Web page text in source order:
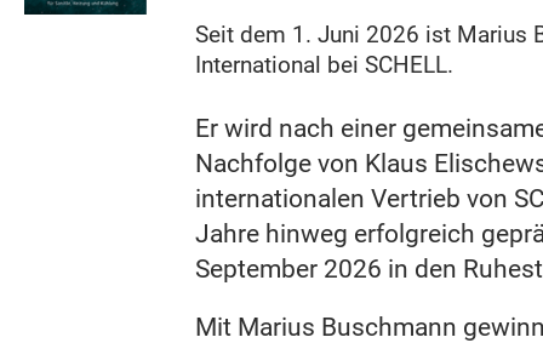
Seit dem 1. Juni 2026 ist Marius
International bei SCHELL.
Er wird nach einer
Nachfolge von Klaus
internationalen Vertrieb von
Jahre hinweg erfolgreich
September 2026 in den
Mit Marius Buschmann